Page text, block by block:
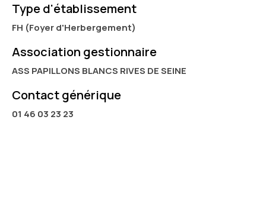
Type d'établissement
FH (Foyer d'Herbergement)
Association gestionnaire
ASS PAPILLONS BLANCS RIVES DE SEINE
Contact générique
01 46 03 23 23